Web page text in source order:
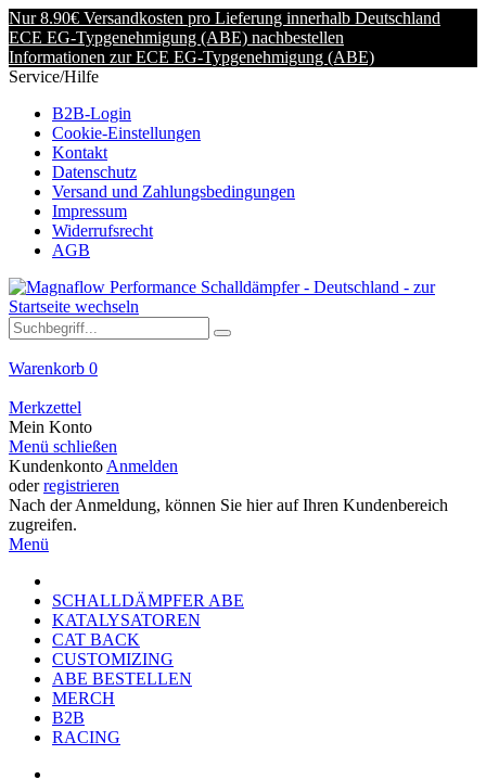
Nur 8.90€ Versandkosten pro Lieferung innerhalb Deutschland
ECE EG-Typgenehmigung (ABE) nachbestellen
Informationen zur ECE EG-Typgenehmigung (ABE)
Service/Hilfe
B2B-Login
Cookie-Einstellungen
Kontakt
Datenschutz
Versand und Zahlungsbedingungen
Impressum
Widerrufsrecht
AGB
Warenkorb 0
Merkzettel
Mein Konto
Menü schließen
Kundenkonto Anmelden
oderregistrieren
Nach der Anmeldung, können Sie hier auf Ihren Kundenbereich
zugreifen.
Menü
SCHALLDÄMPFER ABE
KATALYSATOREN
CAT BACK
CUSTOMIZING
ABE BESTELLEN
MERCH
B2B
RACING